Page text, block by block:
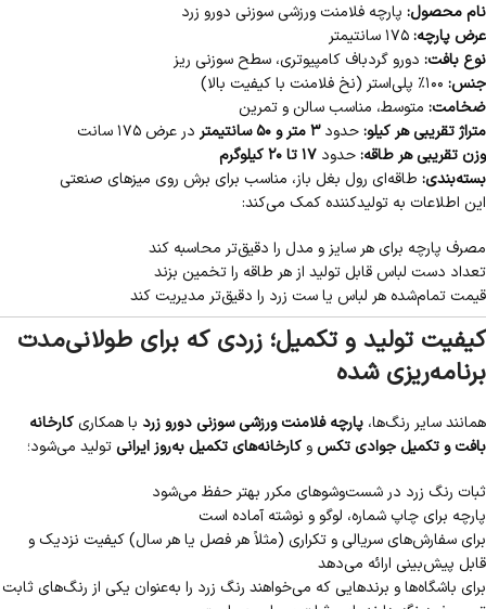
نام محصول: پارچه فلامنت ورزشی سوزنی دورو زرد
عرض پارچه:
نوع بافت: دورو گردباف کامپیوتری، سطح سوزنی ریز
جنس:
ضخامت: متوسط، مناسب سالن و تمرین
متراژ تقریبی هر کیلو:حدود۳ متر و ۵۰ سانتیمتر
در عرض ۱۷۵ سانت
وزن تقریبی هر طاقه:حدود ۱۷ تا ۲۰ کیلوگرم
بسته‌بندی: طاقه‌ای رول بغل باز، مناسب برای برش روی میزهای صنعتی
این اطلاعات به تولیدکننده کمک می‌کند:
مصرف پارچه برای هر سایز و مدل را دقیق‌تر محاسبه کند
تعداد دست لباس قابل تولید از هر طاقه را تخمین بزند
قیمت تمام‌شده هر لباس یا ست زرد را دقیق‌تر مدیریت کند
کیفیت تولید و تکمیل؛ زردی که برای طولانی‌مدت
برنامه‌ریزی شده
همانند سایر رنگ‌ها، پارچه فلامنت ورزشی سوزنی دورو زرد با همکاریکارخانه
بافت و تکمیل جوادی تکس و کارخانه‌های تکمیل به‌روز ایرانی تولید می‌شود؛
ثبات رنگ زرد در شست‌وشوهای مکرر بهتر حفظ می‌شود
پارچه برای چاپ شماره، لوگو و نوشته آماده است
برای سفارش‌های سریالی و تکراری (مثلاً هر فصل یا هر سال) کیفیت نزدیک و
قابل پیش‌بینی ارائه می‌دهد
برای باشگاه‌ها و برندهایی که می‌خواهند رنگ زرد را به‌عنوان یکی از رنگ‌های ثابت